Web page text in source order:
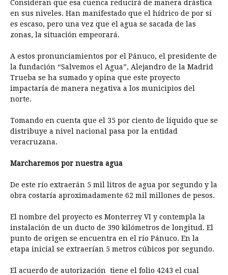
Consideran que esa cuenca reducirá de manera drástica
en sus niveles. Han manifestado que el hídrico de por sí
es escaso, pero una vez que el agua se sacada de las
zonas, la situación empeorará.
A estos pronunciamientos por el Pánuco, el presidente de
la fundación “Salvemos el Agua”, Alejandro de la Madrid
Trueba se ha sumado y opina que este proyecto
impactaría de manera negativa a los municipios del
norte.
Tomando en cuenta que el 35 por ciento de líquido que se
distribuye a nivel nacional pasa por la entidad
veracruzana.
Marcharemos por nuestra agua
De este río extraerán 5 mil litros de agua por segundo y la
obra costaría aproximadamente 62 mil millones de pesos.
El nombre del proyecto es Monterrey VI y contempla la
instalación de un ducto de 390 kilómetros de longitud. El
punto de origen se encuentra en el río Pánuco. En la
etapa inicial se extraerían 5 metros cúbicos por segundo.
El acuerdo de autorización tiene el folio 4243 el cual